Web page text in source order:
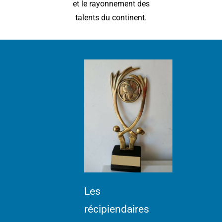
et le rayonnement des
talents du continent.
Les
récipiendaires